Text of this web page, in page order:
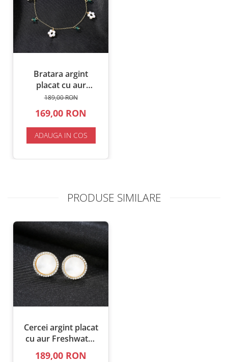
Bratara argint
placat cu aur
Boemia
189,00 RON
169,00 RON
ADAUGA IN COS
PRODUSE SIMILARE
Cercei argint placat
cu aur Freshwater
Pearl
189,00 RON